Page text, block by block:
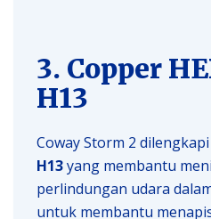
3. Copper
H13
Coway Storm 2 dilengkapi
H13yang membantu
perlindungan udara
untuk membantu